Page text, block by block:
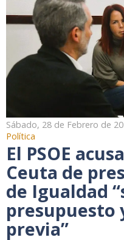
Sábado, 28 de Febrero de
Política
El PSOE
Ceuta de
de Igualdad
presupuesto
previa”